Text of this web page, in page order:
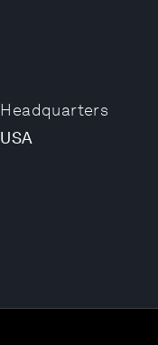
Headquarters
USA